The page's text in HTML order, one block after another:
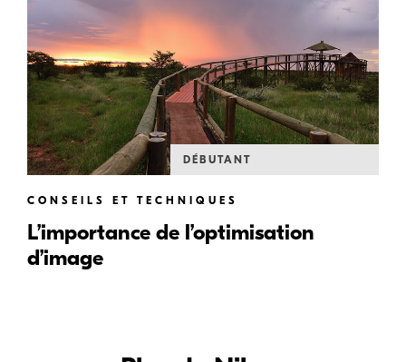
DÉBUTANT
CONSEILS ET TECHNIQUES
L’importance de l’optimisation
d’image